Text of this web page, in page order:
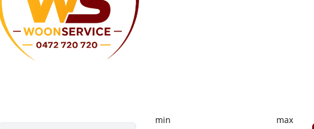
koop in Passendale
min max